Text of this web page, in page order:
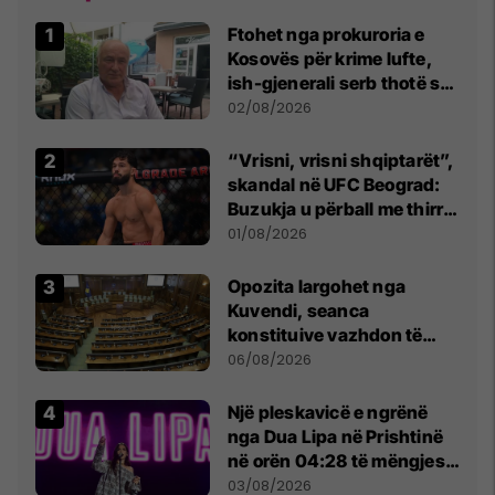
Ftohet nga prokuroria e
Kosovës për krime lufte,
ish-gjenerali serb thotë se
dikush e tradhtoi në
02/08/2026
“Vrisni, vrisni shqiptarët”,
skandal në UFC Beograd:
Buzukja u përball me thirrje
anti-shqiptare nga
01/08/2026
Opozita largohet nga
Kuvendi, seanca
konstituive vazhdon të
shtunën në orën 11:00
06/08/2026
Një pleskavicë e ngrënë
nga Dua Lipa në Prishtinë
në orën 04:28 të mëngjesit
- dhe bota digjitale serbe
03/08/2026